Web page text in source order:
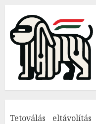
Tetoválás